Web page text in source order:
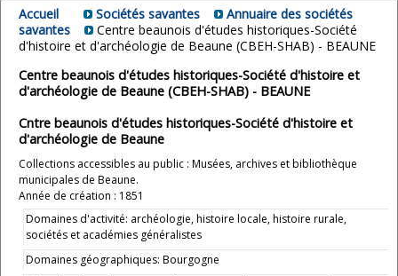
Accueil Sociétés savantes
Annuaire des sociétés
savantes
Centre beaunois d'études historiques-Société
d'histoire et d'archéologie de Beaune (CBEH-SHAB) - BEAUNE
Centre beaunois d'études historiques-Société d'histoire et
d'archéologie de Beaune (CBEH-SHAB) - BEAUNE
Cntre beaunois d'études historiques-Société d'histoire et
d'archéologie de Beaune
Collections accessibles au public : Musées, archives et bibliothèque
municipales de Beaune.
Année de création : 1851
Domaines d'activité: archéologie, histoire locale, histoire rurale,
sociétés et académies généralistes
Domaines géographiques: Bourgogne